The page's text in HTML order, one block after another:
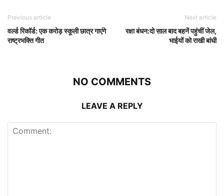
Previous article
वर्ल्ड रिकॉर्ड: एक करोड़ स्कूली छात्र गाएंगे
राष्ट्रभक्ति गीत
Next article
रक्षा बंधन:दो साल बाद बहनें पहुंचीं जेल,
भाईयों को राखी बांधी
NO COMMENTS
LEAVE A REPLY